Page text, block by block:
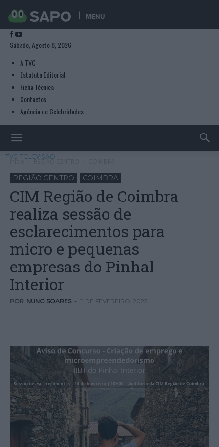
MENU
Sábado, Agosto 8, 2026
A TVC
Estatuto Editorial
Ficha Técnica
Contactos
Agência de Celebridades
TVC TELEVISÃO
Início REGIÃO CENTRO
REGIÃO CENTRO COIMBRA
CIM Região de Coimbra
realiza sessão de
esclarecimentos para
micro e pequenas
empresas do Pinhal
Interior
POR NUNO SOARES - 11 DE FEVEREIRO, 2025